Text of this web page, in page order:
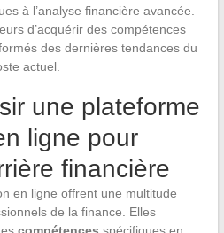
à l’analyse financière avancée.
d’acquérir des compétences
des dernières tendances du
actuel.
une plateforme
ligne pour
financière
en ligne offrent une multitude
de la finance. Elles